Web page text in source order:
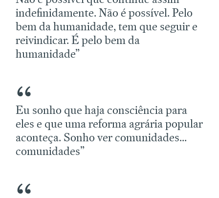
indefinidamente. Não é possível. Pelo
bem da humanidade, tem que seguir e
reivindicar. É pelo bem da
humanidade”
Eu sonho que haja consciência para
eles e que uma reforma agrária popular
aconteça. Sonho ver comunidades...
comunidades”